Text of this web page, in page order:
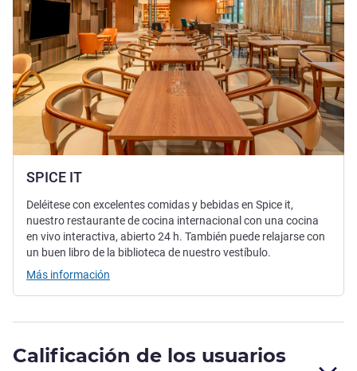
SPICE IT
Deléitese con excelentes comidas y bebidas en Spice it,
nuestro restaurante de cocina internacional con una cocina
en vivo interactiva, abierto 24 h. También puede relajarse con
un buen libro de la biblioteca de nuestro vestíbulo.
Más información
Calificación de los usuarios